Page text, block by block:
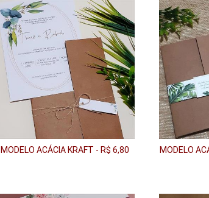
MODELO ACÁCIA KRAFT - R$ 6,80
MODELO